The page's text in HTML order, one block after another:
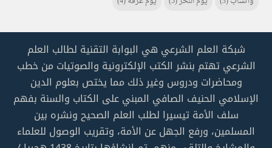
شبكة العلم الشرعي هي البوابة التقنية لطالب العلم
الشرعي تهتم بنشر الكتب الإلكترونية والصوتيات من خطب
ومحاضرات ودروس وغير ذلك مما يختص بعلوم الدين
الإسلامي الحنيف الصافي المبني على الكتاب والسنة بفهم
سلف الأمة تيسيرا لطلب العلم الصحيح ونشره بين
المسلمين، ورفع الجهل عن الأمة، وتقريب الوصول للعلماء